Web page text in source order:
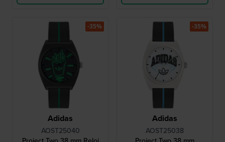
Adidas
AOST25040
-35%
Adidas
AOST25038
-35%